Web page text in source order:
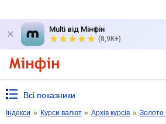
Multi від Мінфін
(8,9K+)
Всі показники
Індекси » Курси валют » Архів курсів » Золото